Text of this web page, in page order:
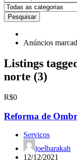
Pesquisar
Anúncios
Listings
norte (3)
R$0
Reforma de
Serviços
joelbarakah
12/12/2021